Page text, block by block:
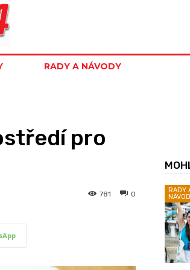
RADY A NÁVODY
pro
0
781
RADY